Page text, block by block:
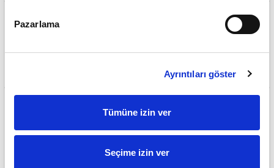
Pazarlama
Ayrıntıları göster
Tümüne izin ver
Seçime izin ver
Güvenli Ödeme Sistemi